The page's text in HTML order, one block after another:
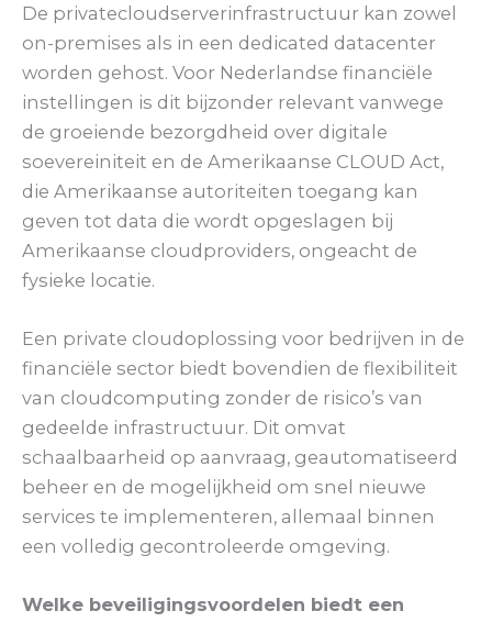
De privatecloudserverinfrastructuur kan zowel
on-premises als in een dedicated datacenter
worden gehost. Voor Nederlandse financiële
instellingen is dit bijzonder relevant vanwege
de groeiende bezorgdheid over digitale
soevereiniteit en de Amerikaanse CLOUD Act,
die Amerikaanse autoriteiten toegang kan
geven tot data die wordt opgeslagen bij
Amerikaanse cloudproviders, ongeacht de
fysieke locatie.
Een private cloudoplossing voor bedrijven in de
financiële sector biedt bovendien de flexibiliteit
van cloudcomputing zonder de risico’s van
gedeelde infrastructuur. Dit omvat
schaalbaarheid op aanvraag, geautomatiseerd
beheer en de mogelijkheid om snel nieuwe
services te implementeren, allemaal binnen
een volledig gecontroleerde omgeving.
Welke beveiligingsvoordelen biedt een